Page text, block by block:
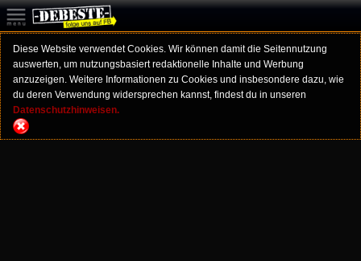
Diese Website verwendet Cookies. Wir können damit die Seitennutzung
auswerten, um nutzungsbasiert redaktionelle Inhalte und Werbung
anzuzeigen. Weitere Informationen zu Cookies und insbesondere dazu, wie
du deren Verwendung widersprechen kannst, findest du in unseren
Datenschutzhinweisen.